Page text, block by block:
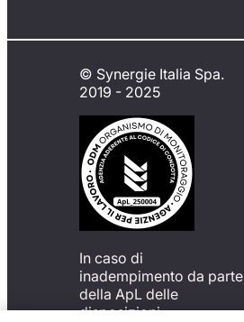
© Synergie Italia Spa.
2019 - 2025
In caso di
inadempimento da parte
della ApL delle
disposizioni